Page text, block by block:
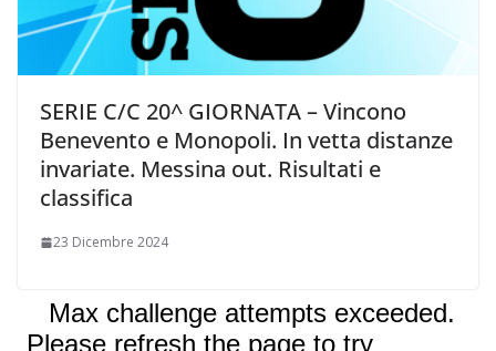
SERIE C/C 20^ GIORNATA – Vincono
Benevento e Monopoli. In vetta distanze
invariate. Messina out. Risultati e
classifica
23 Dicembre 2024